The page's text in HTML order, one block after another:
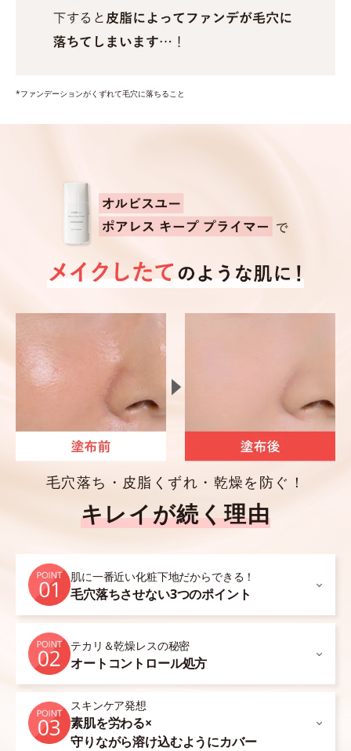
*ファンデーションがくずれて毛穴に落ちること
毛穴落ち・皮脂くずれ・乾燥を防ぐ！
キレイが続く理由
肌に一番近い化粧下地だからできる！
毛穴落ちさせない3つのポイント
テカリ＆乾燥レスの秘密
オートコントロール処方
スキンケア発想
素肌を労わる×
守りながら溶け込むようにカバー